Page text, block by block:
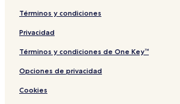
Términos y condiciones
Privacidad
Términos y condiciones de One Key™
Opciones de privacidad
Cookies